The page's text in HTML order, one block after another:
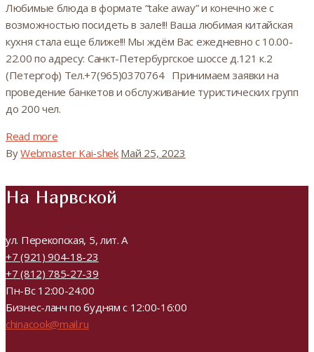
Любимые блюда в формате “take away” и конечно же с
возможностью посидеть в зале!!! Ваша любимая китайская
кухня стала еще ближе!!! Мы ждём Вас ежедневно с 10.00-
22.00 по адресу: Санкт-Петербургское шоссе д.121 к.2
(Петергоф) Тел.+7(965)0370764 Принимаем заявки на
проведение банкетов и обслуживание туристических групп
до 200 чел.
Read more
ByWebmaster Kai-shek Май 25, 2023
На Нарвской
ул. Перекопская, 5, лит. А
+7 (921) 904-18-23
+7 (812) 785-27-39
Пн-Вс 12:00-24:00
Бизнес-ланч по будням с 12:00-16:00
chinacook@mail.ru